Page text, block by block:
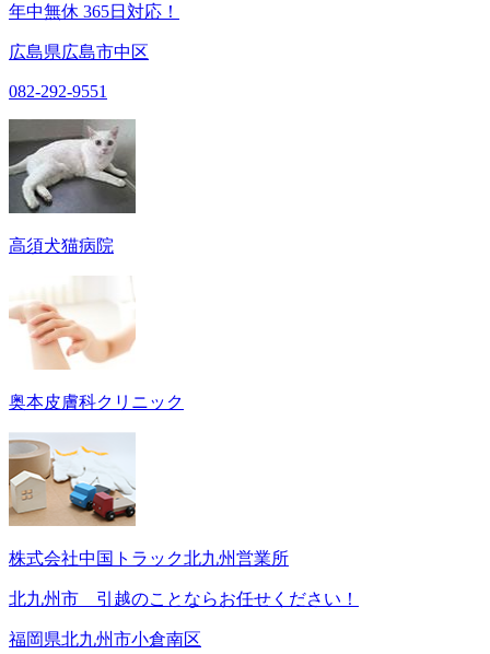
年中無休 365日対応！
広島県広島市中区
082-292-9551
高須犬猫病院
奥本皮膚科クリニック
株式会社中国トラック北九州営業所
北九州市 引越のことならお任せください！
福岡県北九州市小倉南区